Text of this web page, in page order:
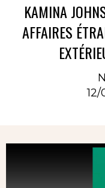
KAMINA
AFFAIRES